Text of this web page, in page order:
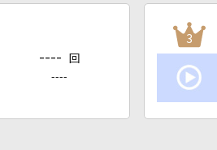
---- 回
----
3